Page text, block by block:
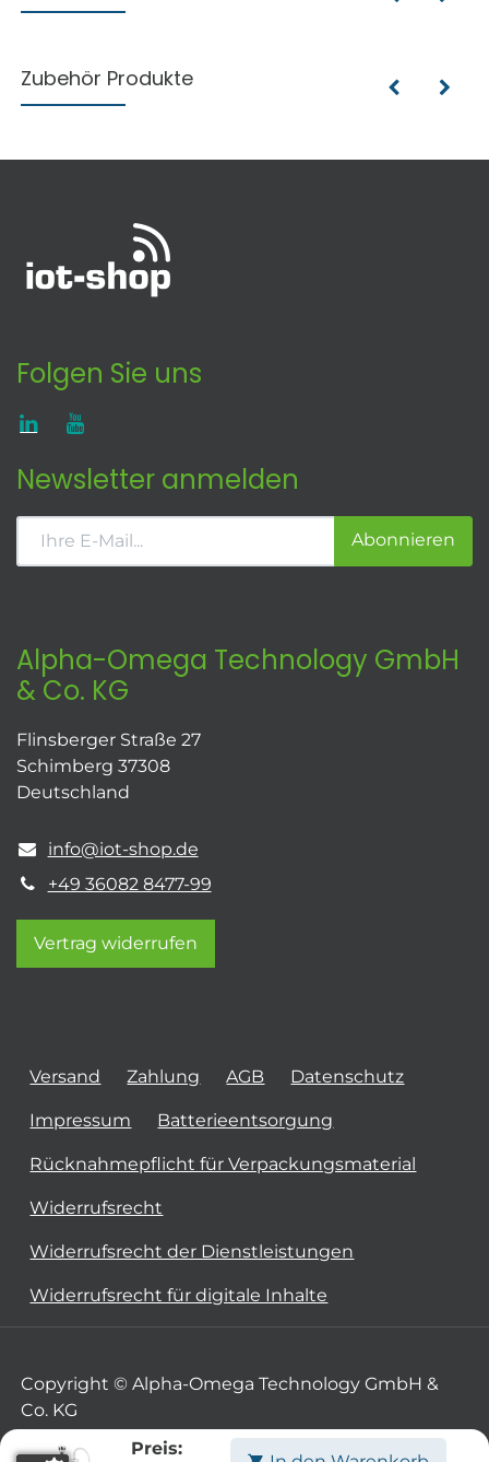
Preis:
Zubehör Produkte
Folgen Sie uns
Newsletter anmelden
Abonnieren
Alpha-Omega Technology GmbH
& Co. KG
Flinsberger Straße 27
Schimberg 37308
Deutschland
info@iot-shop.de
+49 36082 8477-99
Vertrag widerrufen
Versand Zahlung AGB Datenschutz
Impressum Batterieentsorgung
Rücknahmepflicht für Verpackungsmaterial
Widerrufsrecht
Widerrufsrecht der Dienstleistungen
Widerrufsrecht für digitale Inhalte
Copyright © Alpha-Omega Technology GmbH &
Co. KG